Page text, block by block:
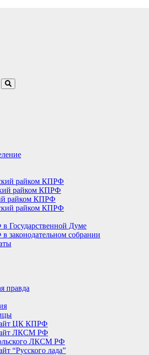
райком КПРФ
райком КПРФ
райком КПРФ
райком КПРФ
Государственной Думе
законодательном собрании
правда
ЦК КПРФ
ЛКСМ РФ
ЛКСМ РФ
“Русского лада”